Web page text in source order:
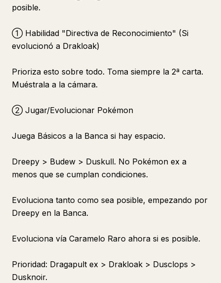
posible.
① Habilidad "Directiva de Reconocimiento" (Si
evolucionó a Drakloak)
Prioriza esto sobre todo. Toma siempre la 2ª carta.
Muéstrala a la cámara.
② Jugar/Evolucionar Pokémon
Juega Básicos a la Banca si hay espacio.
Dreepy > Budew > Duskull. No Pokémon ex a
menos que se cumplan condiciones.
Evoluciona tanto como sea posible, empezando por
Dreepy en la Banca.
Evoluciona vía Caramelo Raro ahora si es posible.
Prioridad: Dragapult ex > Drakloak > Dusclops >
Dusknoir.